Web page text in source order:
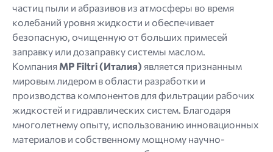
частиц пыли и абразивов из атмосферы во время
колебаний уровня жидкости и обеспечивает
безопасную, очищенную от больших примесей
заправку или дозаправку системы маслом.
Компания MP Filtri (Италия) является признанным
мировым лидером в области разработки и
производства компонентов для фильтрации рабочих
жидкостей и гидравлических систем. Благодаря
многолетнему опыту, использованию инновационных
материалов и собственному мощному научно-